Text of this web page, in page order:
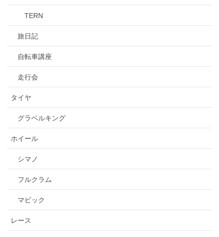
TERN
旅日記
自転車講座
走行会
タイヤ
グラベルキング
ホイール
シマノ
フルクラム
マビック
レース